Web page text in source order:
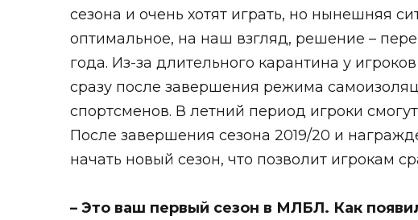
сезона и очень хотят играть, но нынешняя
оптимальное, на наш взгляд, решение –
года. Из-за длительного карантина у
сразу после завершения режима
спортсменов. В летний период игроки
После завершения сезона 2019/20 и
начать новый сезон, что позволит игрокам
– Это ваш первый сезон в МЛБЛ. Как